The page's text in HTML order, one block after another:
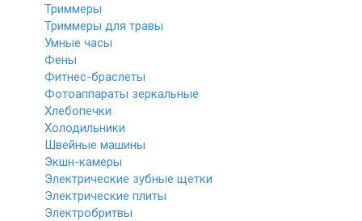
Триммеры
Триммеры для травы
Умные часы
Фены
Фитнес-браслеты
Фотоаппараты зеркальные
Хлебопечки
Холодильники
Швейные машины
Экшн-камеры
Электрические зубные щетки
Электрические плиты
Электробритвы